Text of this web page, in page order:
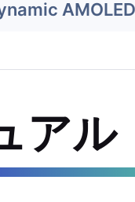
アル